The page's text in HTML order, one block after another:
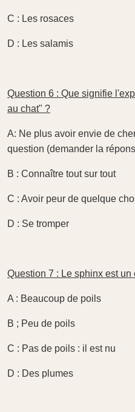
C : Les rosaces
D : Les salamis
Question 6 : Que signifie
au chat" ?
A: Ne plus avoir envie de
question (demander la
B : Connaître tout sur tout
C : Avoir peur de quelque
D : Se tromper
Question 7 : Le sphinx est un
A : Beaucoup de poils
B ; Peu de poils
C : Pas de poils : il est nu
D : Des plumes